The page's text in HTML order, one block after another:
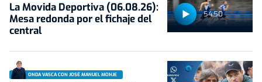
54:50
La Movida Deportiva (06.08.26):
Mesa redonda por el fichaje del
central
ONDA VASCA CON JOSÉ MANUEL MONJE